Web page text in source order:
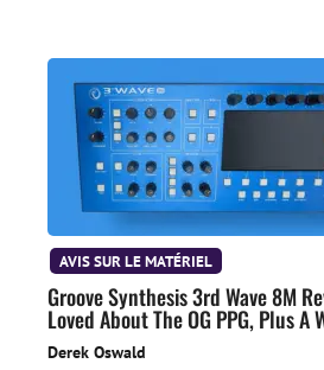
AVIS SUR LE MATÉRIEL
Groove Synthesis 3rd Wave 8M
Loved About The OG PPG, Plus A
Derek Oswald